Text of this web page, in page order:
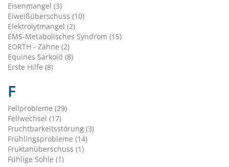
Eisenmangel (3)
Eiweißüberschuss (10)
Elektrolytmangel (2)
EMS-Metabolisches Syndrom (15)
EORTH - Zähne (2)
Equines Sarkoid (8)
Erste Hilfe (8)
F
Fellprobleme (29)
Fellwechsel (17)
Fruchtbarkeitsstörung (3)
Frühlingsprobleme (14)
Fruktanüberschuss (1)
Fühlige Sohle (1)